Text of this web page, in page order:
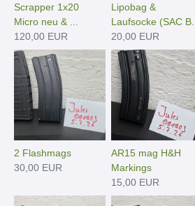
Scrapper 1x20
Micro neu & ...
120,00 EUR
Lipobag &
Laufsocke (SAC B...
20,00 EUR
2 Flashmags
30,00 EUR
AR15 mag H&H
Markings
15,00 EUR